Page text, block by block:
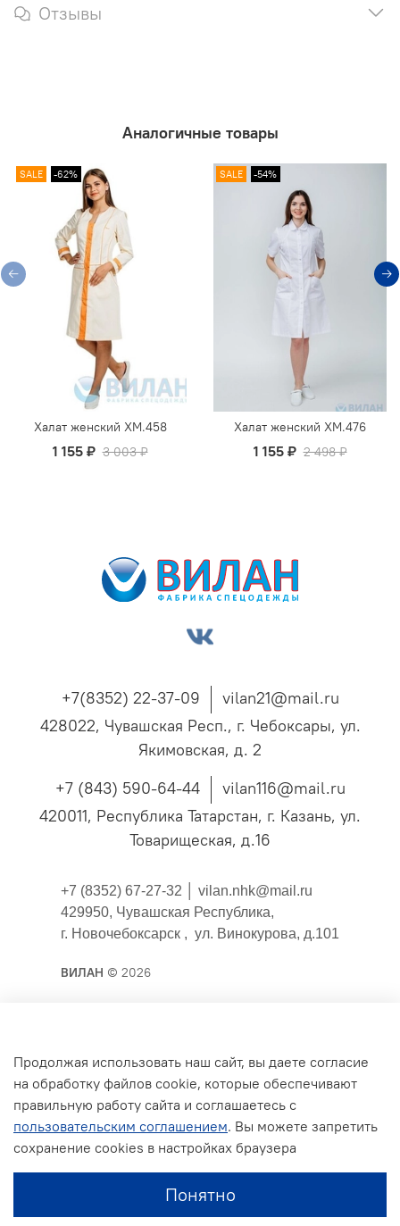
Отзывы
Аналогичные товары
SALE -62%
Халат женский ХМ.458
1 155 ₽ 3 003 ₽
SALE -54%
Халат женский ХМ.476
1 155 ₽ 2 498 ₽
+7(8352) 22-37-09
vilan21@mail.ru
428022, Чувашская Респ., г. Чебоксары, ул.
Якимовская, д. 2
+7 (843) 590-64-44
vilan116@mail.ru
420011, Республика Татарстан, г. Казань, ул.
Товарищеская, д.16
+7 (8352) 67-27-32 │ vilan.nhk@mail.ru
429950, Чувашская Республика,
г. Новочебоксарск , ул. Винокурова, д.101
ВИЛАН © 2026
Публичная оферта
Согласие на обработку персональных данных для
сайта
Политика конфиденциальности
Условия обмена и возврата
Продолжая использовать наш сайт, вы даете согласие
на обработку файлов cookie, которые обеспечивают
правильную работу сайта и соглашаетесь с
пользовательским соглашением. Вы можете запретить
сохранение cookies в настройках браузера
Понятно